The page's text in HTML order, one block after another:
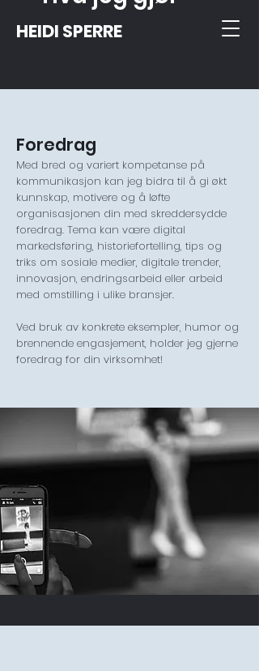
HEIDI SPERRE
Foredrag
Med bred og variert kompetanse på
kommunikasjon kan jeg bidra til å gi økt
kunnskap, motivere og å løfte
organisasjonen din med skreddersydde
foredrag. Tema kan være digital
markedsføring, historiefortelling, tips og
triks om sosiale medier, digitale trender,
innovasjon, endringsarbeid eller arbeid
med omstilling i ulike bransjer.
Ved bruk av konkrete eksempler, humor og
brennende engasjement, holder jeg gjerne
foredrag for din virksomhet!